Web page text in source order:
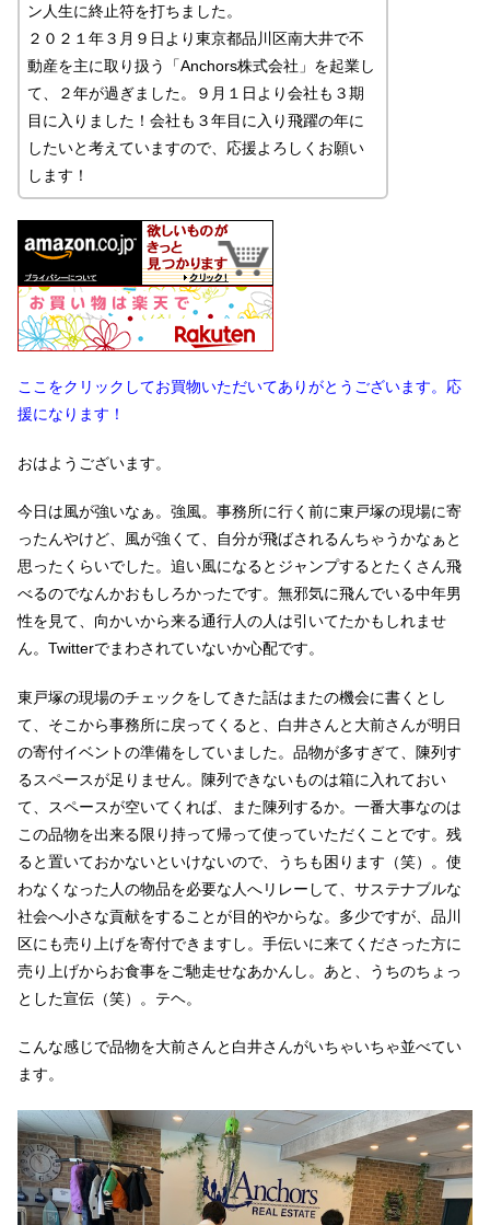
ン人生に終止符を打ちました。
２０２１年３月９日より東京都品川区南大井で不
動産を主に取り扱う「Anchors株式会社」を起業し
て、２年が過ぎました。９月１日より会社も３期
目に入りました！会社も３年目に入り飛躍の年に
したいと考えていますので、応援よろしくお願い
します！
ここをクリックしてお買物いただいてありがとうございます。応
援になります！
おはようございます。
今日は風が強いなぁ。強風。事務所に行く前に東戸塚の現場に寄
ったんやけど、風が強くて、自分が飛ばされるんちゃうかなぁと
思ったくらいでした。追い風になるとジャンプするとたくさん飛
べるのでなんかおもしろかったです。無邪気に飛んでいる中年男
性を見て、向かいから来る通行人の人は引いてたかもしれませ
ん。Twitterでまわされていないか心配です。
東戸塚の現場のチェックをしてきた話はまたの機会に書くとし
て、そこから事務所に戻ってくると、白井さんと大前さんが明日
の寄付イベントの準備をしていました。品物が多すぎて、陳列す
るスペースが足りません。陳列できないものは箱に入れておい
て、スペースが空いてくれば、また陳列するか。一番大事なのは
この品物を出来る限り持って帰って使っていただくことです。残
ると置いておかないといけないので、うちも困ります（笑）。使
わなくなった人の物品を必要な人へリレーして、サステナブルな
社会へ小さな貢献をすることが目的やからな。多少ですが、品川
区にも売り上げを寄付できますし。手伝いに来てくださった方に
売り上げからお食事をご馳走せなあかんし。あと、うちのちょっ
とした宣伝（笑）。テヘ。
こんな感じで品物を大前さんと白井さんがいちゃいちゃ並べてい
ます。